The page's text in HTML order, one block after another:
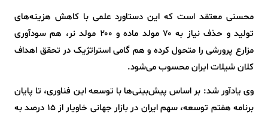
محسنی معتقد است که این دستاورد علمی با کاهش هزینه‌های
تولید و حذف نیاز به ۷۰ مولد ماده و ۲۰۰ مولد نر، هم سودآوری
مزارع پرورشی را متحول کرده و هم گامی استراتژیک در تحقق اهداف
کلان شیلات ایران محسوب می‌شود.
وی یادآور شد: بر اساس پیش‌بینی‌ها با توسعه این فناوری، تا پایان
برنامه هفتم توسعه، سهم ایران در بازار جهانی خاویار از ۱۵ درصد به